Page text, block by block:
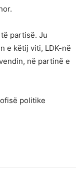
partisë. Ju
e këtij viti, LDK-në
në partinë e
politike